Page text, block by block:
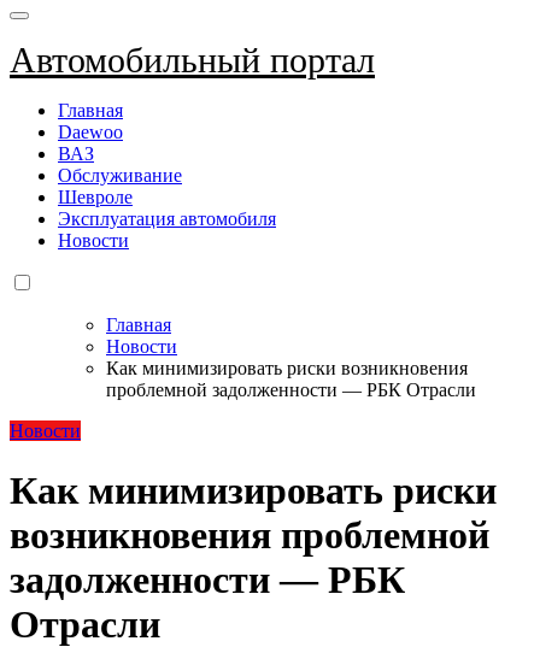
Автомобильный портал
Главная
Daewoo
ВАЗ
Обслуживание
Шевроле
Эксплуатация автомобиля
Новости
Главная
Новости
Как минимизировать риски возникновения
проблемной задолженности — РБК Отрасли
Новости
Как минимизировать риски
возникновения проблемной
задолженности — РБК
Отрасли